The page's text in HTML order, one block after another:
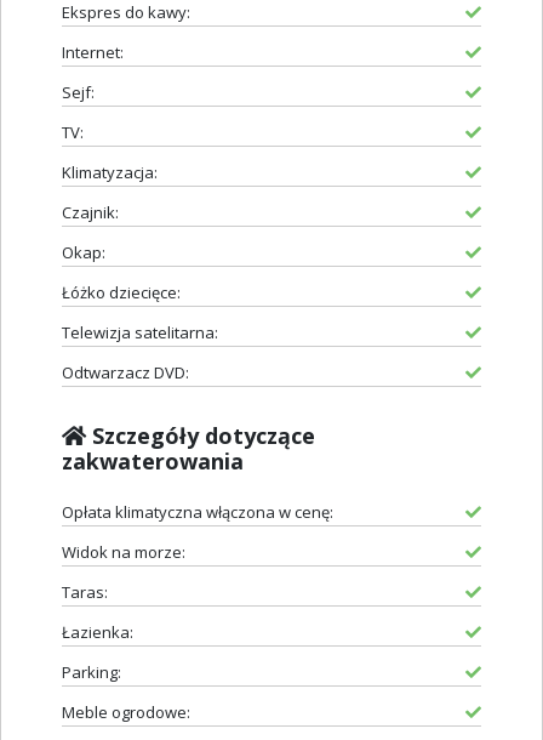
Ekspres do kawy:
Internet:
Sejf:
TV:
Klimatyzacja:
Czajnik:
Okap:
Łóżko dziecięce:
Telewizja satelitarna:
Odtwarzacz DVD:
Szczegóły dotyczące
zakwaterowania
Opłata klimatyczna włączona w cenę:
Widok na morze:
Taras:
Łazienka:
Parking:
Meble ogrodowe: